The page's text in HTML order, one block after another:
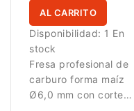
AL CARRITO
Disponibilidad: 1 En
stock
Fresa profesional de
carburo forma maíz
Ø6,0 mm con corte